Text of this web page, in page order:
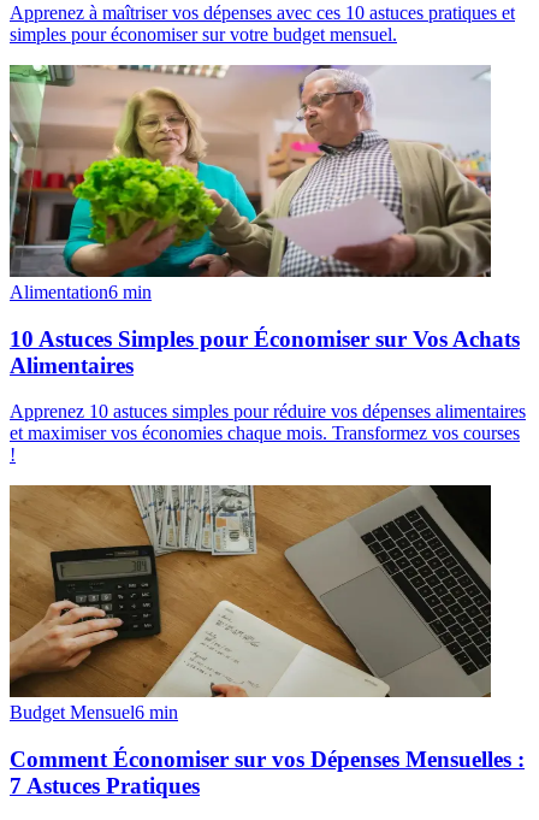
Apprenez à maîtriser vos dépenses avec ces 10 astuces pratiques et
simples pour économiser sur votre budget mensuel.
Alimentation6 min
10 Astuces Simples pour Économiser sur Vos Achats
Alimentaires
Apprenez 10 astuces simples pour réduire vos dépenses alimentaires
et maximiser vos économies chaque mois. Transformez vos courses
!
Budget Mensuel6 min
Comment Économiser sur vos Dépenses Mensuelles :
7 Astuces Pratiques